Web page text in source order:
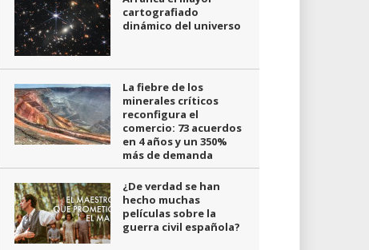
cartografiado
dinámico del universo
La fiebre de los
minerales críticos
reconfigura el
comercio: 73 acuerdos
en 4 años y un 350%
más de demanda
¿De verdad se han
hecho muchas
películas sobre la
guerra civil española?